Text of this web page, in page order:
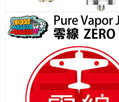
ArcanaMods
MUTED+ RTA
ArcanaMods RDL